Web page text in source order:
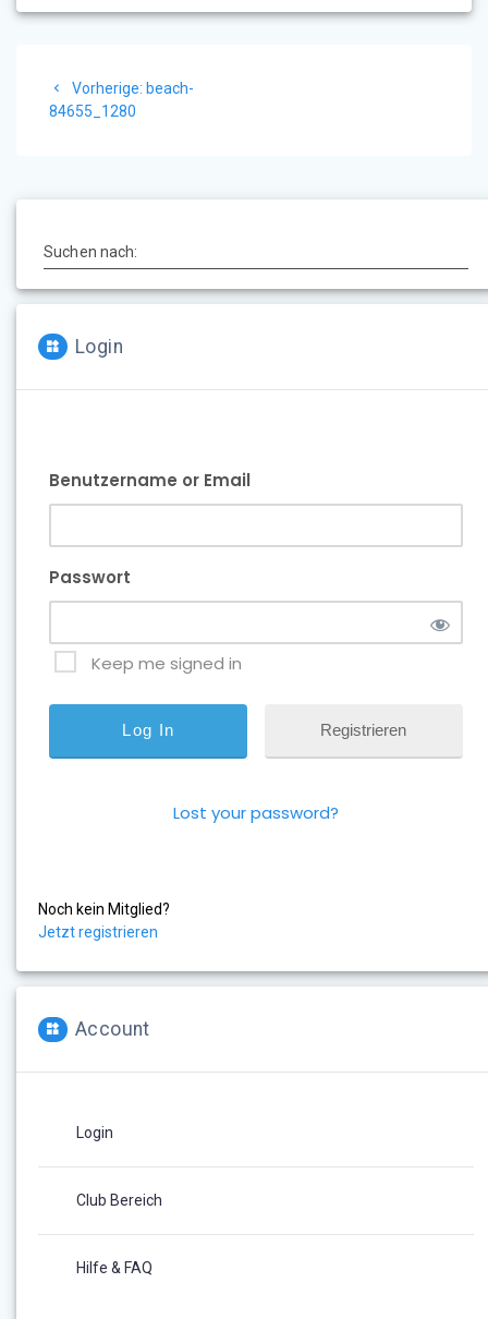
Vorherige: Vorheriger
beach-
84655_1280
Suchen nach:
Login
Benutzername or Email
Passwort
Keep me signed in
Registrieren
Lost your password?
Noch kein Mitglied?
Jetzt registrieren
Account
Login
Club Bereich
Hilfe & FAQ